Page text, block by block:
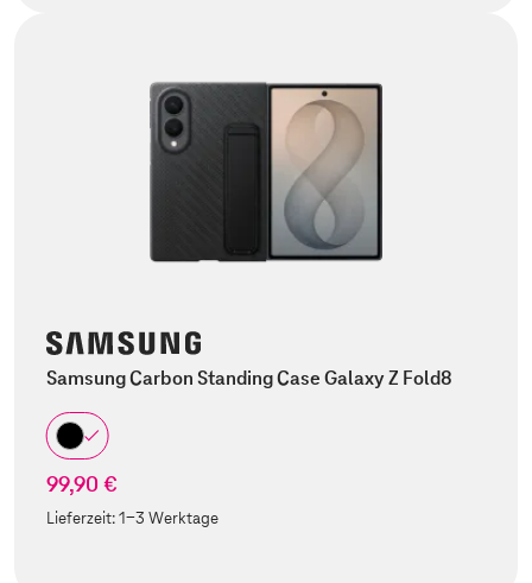
Samsung Carbon Standing Case Galaxy Z Fold8
99,90 €
Lieferzeit:1-3 Werktage